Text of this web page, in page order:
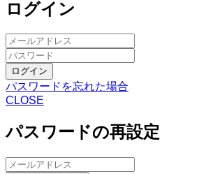
ログイン
ログイン
パスワードを忘れた場合
CLOSE
パスワードの再設定